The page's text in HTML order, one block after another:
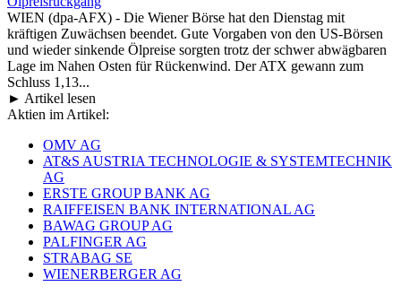
WIEN (dpa-AFX) - Die Wiener Börse hat den Dienstag mit
kräftigen Zuwächsen beendet. Gute Vorgaben von den US-Börsen
und wieder sinkende Ölpreise sorgten trotz der schwer abwägbaren
Lage im Nahen Osten für Rückenwind. Der ATX gewann zum
Schluss 1,13...
► Artikel lesen
Aktien im Artikel:
OMV AG
AT&S AUSTRIA TECHNOLOGIE & SYSTEMTECHNIK
AG
ERSTE GROUP BANK AG
RAIFFEISEN BANK INTERNATIONAL AG
BAWAG GROUP AG
PALFINGER AG
STRABAG SE
WIENERBERGER AG